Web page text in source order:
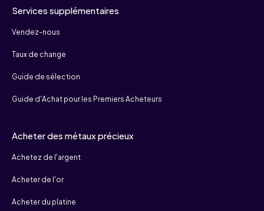
Services supplémentaires
Vendez-nous
Taux de change
Guide de sélection
Guide d'Achat pour les Premiers Acheteurs
Acheter des métaux précieux
Achetez de l'argent
Acheter de l'or
Acheter du platine